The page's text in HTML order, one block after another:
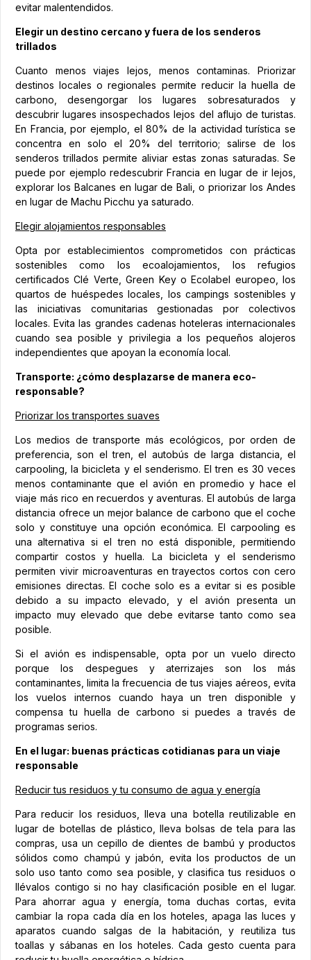
evitar malentendidos.
Elegir un destino cercano y fuera de los senderos
trillados
Cuanto menos viajes lejos, menos contaminas. Priorizar
destinos locales o regionales permite reducir la huella de
carbono, desengorgar los lugares sobresaturados y
descubrir lugares insospechados lejos del aflujo de turistas.
En Francia, por ejemplo, el 80% de la actividad turística se
concentra en solo el 20% del territorio; salirse de los
senderos trillados permite aliviar estas zonas saturadas. Se
puede por ejemplo redescubrir Francia en lugar de ir lejos,
explorar los Balcanes en lugar de Bali, o priorizar los Andes
en lugar de Machu Picchu ya saturado.
Elegir alojamientos responsables
Opta por establecimientos comprometidos con prácticas
sostenibles como los ecoalojamientos, los refugios
certificados Clé Verte, Green Key o Ecolabel europeo, los
quartos de huéspedes locales, los campings sostenibles y
las iniciativas comunitarias gestionadas por colectivos
locales. Evita las grandes cadenas hoteleras internacionales
cuando sea posible y privilegia a los pequeños alojeros
independientes que apoyan la economía local.
Transporte: ¿cómo desplazarse de manera eco-
responsable?
Priorizar los transportes suaves
Los medios de transporte más ecológicos, por orden de
preferencia, son el tren, el autobús de larga distancia, el
carpooling, la bicicleta y el senderismo. El tren es 30 veces
menos contaminante que el avión en promedio y hace el
viaje más rico en recuerdos y aventuras. El autobús de larga
distancia ofrece un mejor balance de carbono que el coche
solo y constituye una opción económica. El carpooling es
una alternativa si el tren no está disponible, permitiendo
compartir costos y huella. La bicicleta y el senderismo
permiten vivir microaventuras en trayectos cortos con cero
emisiones directas. El coche solo es a evitar si es posible
debido a su impacto elevado, y el avión presenta un
impacto muy elevado que debe evitarse tanto como sea
posible.
Si el avión es indispensable, opta por un vuelo directo
porque los despegues y aterrizajes son los más
contaminantes, limita la frecuencia de tus viajes aéreos, evita
los vuelos internos cuando haya un tren disponible y
compensa tu huella de carbono si puedes a través de
programas serios.
En el lugar: buenas prácticas cotidianas para un viaje
responsable
Reducir tus residuos y tu consumo de agua y energía
Para reducir los residuos, lleva una botella reutilizable en
lugar de botellas de plástico, lleva bolsas de tela para las
compras, usa un cepillo de dientes de bambú y productos
sólidos como champú y jabón, evita los productos de un
solo uso tanto como sea posible, y clasifica tus residuos o
llévalos contigo si no hay clasificación posible en el lugar.
Para ahorrar agua y energía, toma duchas cortas, evita
cambiar la ropa cada día en los hoteles, apaga las luces y
aparatos cuando salgas de la habitación, y reutiliza tus
toallas y sábanas en los hoteles. Cada gesto cuenta para